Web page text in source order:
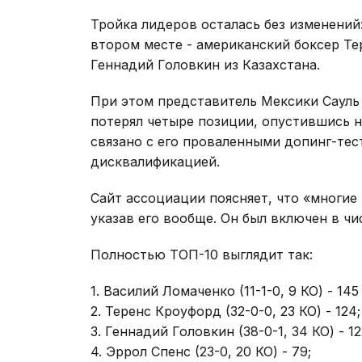
Тройка лидеров осталась без
втором месте - американский боксер
Геннадий Головкин из Казахстана.
При этом представитель Мексики
потерял четыре позиции, опустившись
связано с его проваленными допинг-
дисквалификацией.
Сайт ассоциации поясняет, что
указав его вообще. Он был включен в
Полностью ТОП-10 выглядит так:
1. Василий Ломаченко (11-1-0, 9 КО) - 145
2. Теренс Кроуфорд (32-0-0, 23 КО) - 124;
3. Геннадий Головкин (38-0-1, 34 КО) -
4. Эррол Спенс (23-0, 20 КО) - 79;